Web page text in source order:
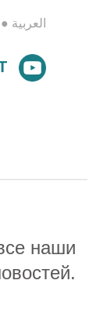
● العربية
наши